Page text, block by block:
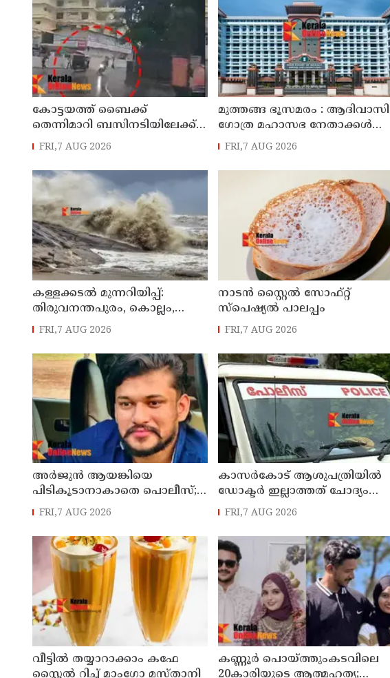
കോട്ടയത്ത്‌ ബൈക്ക്
തെന്നിമാറി ബസിനടിയിലേക്ക്
മറിഞ്ഞു; യുവതിക്ക്
FRI,7 AUG 2026
മുത്തങ്ങ ഭൂസമരം : ആദിവാസി
ഗോത്ര മഹാസഭ നേതാക്കൾക്ക്
ശിക്ഷ വിധിച്ച വിചാരണ
പരിശോധനക്ക്
വിധേയമാക്കേണ്ടതുണ്ടെന്ന്
ഹൈകോടതി
FRI,7 AUG 2026
കള്ളക്കടൽ മുന്നറിയിപ്പ്:
തിരുവനന്തപുരം, കൊല്ലം,
ആലപ്പുഴ തീരങ്ങളിൽ ജാഗ്രത
നിർദേശം
FRI,7 AUG 2026
നാടൻ സ്റ്റൈൽ സോഫ്റ്റ്
സ്പെഷ്യൽ പാലപ്പം
FRI,7 AUG 2026
അർജുൻ ആയങ്കിയെ
പിടികൂടാനാകാതെ പൊലീസ്;
പ്രത്യേക സംഘമായി
FRI,7 AUG 2026
കാസർകോട് ആശുപത്രിയിൽ
ഡോക്ടർ ഇല്ലാത്തത് ചോദ്യം
ചെയ്തു ; നാട്ടുകാർക്കെതിരെ
FRI,7 AUG 2026
വീട്ടിൽ തയ്യാറാക്കാം കഫേ
സ്റ്റൈൽ റിച്ച് മാംഗോ മസ്താനി
കണ്ണൂർ പൊയ്ത്തുംകടവിലെ
20കാരിയുടെ ആത്മഹത്യ;